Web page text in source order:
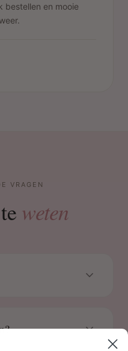
bestellen en mooie
VRAGEN
weten